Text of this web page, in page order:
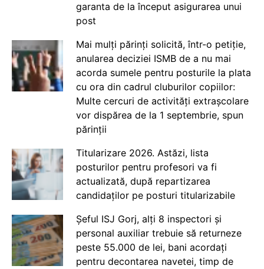
garanta de la început asigurarea unui
post
Mai mulți părinți solicită, într-o petiție,
anularea deciziei ISMB de a nu mai
acorda sumele pentru posturile la plata
cu ora din cadrul cluburilor copiilor:
Multe cercuri de activități extrașcolare
vor dispărea de la 1 septembrie, spun
părinții
Titularizare 2026. Astăzi, lista
posturilor pentru profesori va fi
actualizată, după repartizarea
candidaților pe posturi titularizabile
Șeful ISJ Gorj, alți 8 inspectori și
personal auxiliar trebuie să returneze
peste 55.000 de lei, bani acordați
pentru decontarea navetei, timp de